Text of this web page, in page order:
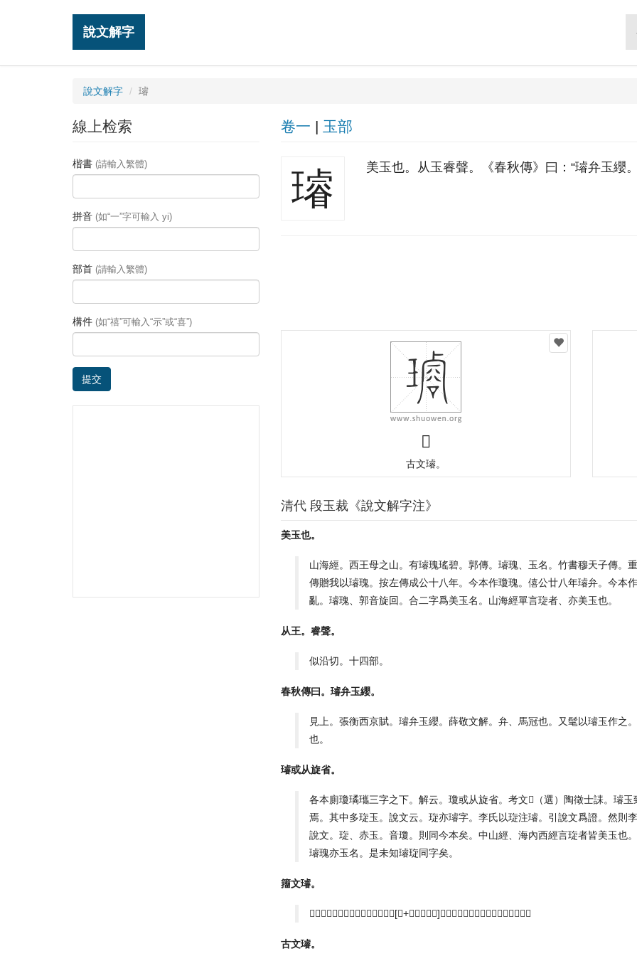
說文解字
說文解字 璿
卷一 | 玉部
璿 美玉也。从玉睿聲。《春秋傳》曰：“璿弁玉纓
𤩡
古文璿。
清代 段玉裁《說文解字注》
美玉也。
山海經。西王母之山。有璿瑰瑤碧。郭傳。璿瑰、玉名。竹書穆天子傳。
傳贈我以璿瑰。按左傳成公十八年。今本作瓊瑰。僖公廿八年璿弁。今本
亂。璿瑰、郭音旋回。合二字爲美玉名。山海經單言琁者、亦美玉也。
从王。睿聲。
似沿切。十四部。
春秋傳曰。璿弁玉纓。
見上。張衡西京賦。璿弁玉纓。薛敬文解。弁、馬冠也。又髦以璿玉作之
也。
璿或从旋省。
各本廁瓊璚瓗三字之下。解云。瓊或从旋省。考文𨕖（選）陶徵士誄。璿
焉。其中多琁玉。說文云。琁亦璿字。李氏以琁注璿。引說文爲證。然則
說文。琁、赤玉。音瓊。則同今本矣。中山經、海內西經言琁者皆美玉也
璿瑰亦玉名。是未知璿琁同字矣。
籒文璿。
𣦼部曰。壡、籒文叡。疑此籒當作[壡+玉（上下）]𤫀。壡聲。小篆叡字省大篆爲之也。
古文璿。
線上检索
楷書 (請輸入繁體)
拼音 (如“一”字可輸入 yi)
部首 (請輸入繁體)
構件 (如“禧”可輸入“示”或“喜”)
提交